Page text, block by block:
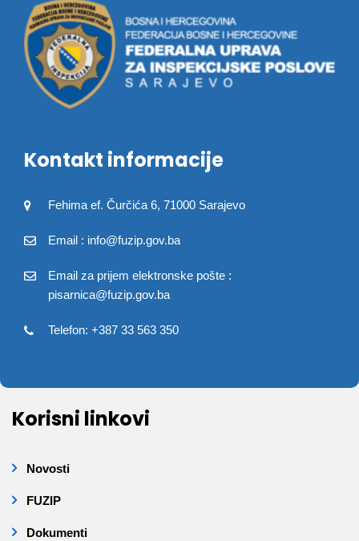
Kontakt informacije
Fehima ef. Čurčića 6, 71000 Sarajevo
Email : info@fuzip.gov.ba
Email za prijem elektronske pošte :
pisarnica@fuzip.gov.ba
Telefon: +387 33 563 350
Korisni linkovi
Novosti
FUZIP
Dokumenti